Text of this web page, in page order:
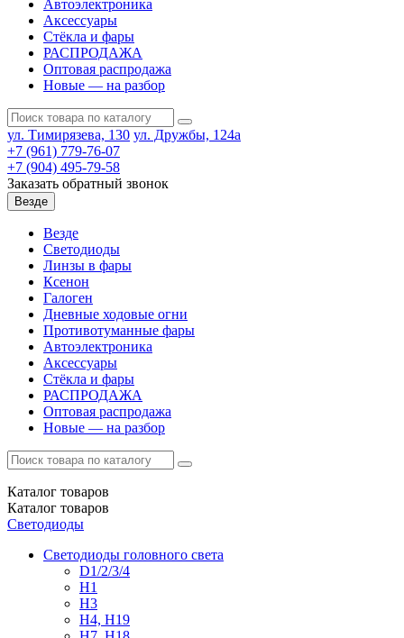
Автоэлектроника
Аксессуары
Стёкла и фары
РАСПРОДАЖА
Оптовая распродажа
Новые — на разбор
ул. Тимирязева, 130 ул. Дружбы, 124а
+7 (961) 779-76-07
+7 (904) 495-79-58
Заказать обратный звонок
Везде
Везде
Светодиоды
Линзы в фары
Ксенон
Галоген
Дневные ходовые огни
Противотуманные фары
Автоэлектроника
Аксессуары
Стёкла и фары
РАСПРОДАЖА
Оптовая распродажа
Новые — на разбор
Каталог товаров
Каталог товаров
Светодиоды
Светодиоды головного света
D1/2/3/4
H1
H3
H4, H19